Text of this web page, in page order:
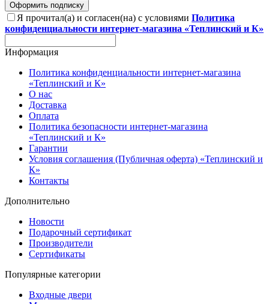
Оформить подписку
Я прочитал(а) и согласен(на) с условиями Политика
конфиденциальности интернет-магазина «Теплинский и К»
Информация
Политика конфиденциальности интернет-магазина
«Теплинский и К»
О нас
Доставка
Оплата
Политика безопасности интернет-магазина
«Теплинский и К»
Гарантии
Условия соглашения (Публичная оферта) «Теплинский и
К»
Контакты
Дополнительно
Новости
Подарочный сертификат
Производители
Сертификаты
Популярные категории
Входные двери